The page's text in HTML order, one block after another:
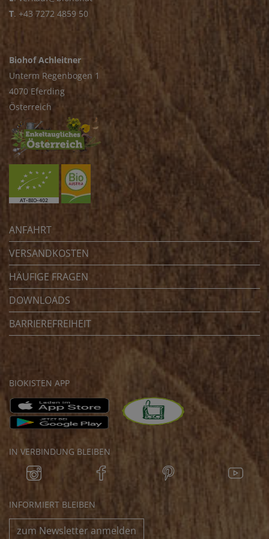
T. +43 7272 4859 50
Biohof Achleitner
Unterm Regenbogen 1
4070 Eferding
Österreich
ANFAHRT
VERSANDKOSTEN
HÄUFIGE FRAGEN
DOWNLOADS
BARRIEREFREIHEIT
BIOKISTEN APP
IN VERBINDUNG BLEIBEN
INFORMIERT BLEIBEN
zum Newsletter anmelden